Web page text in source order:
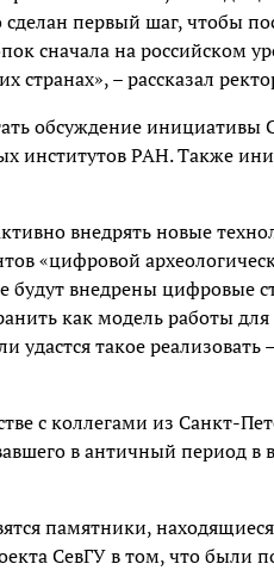
первый шаг, чтобы
сначала на российском
странах», – рассказал
обсуждение инициативы
институтов РАН. Также
внедрять новые
«цифровой
будут внедрены цифровые
как модель работы
удастся такое реализовать
с коллегами из Санкт-
в античный период в
памятники,
СевГУ в том, что были